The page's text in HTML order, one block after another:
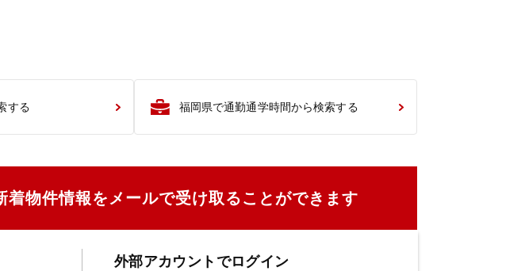
する 福岡県で通勤通学時間から検索する
物件情報をメールで受け取ることができます
外部アカウントでログイン